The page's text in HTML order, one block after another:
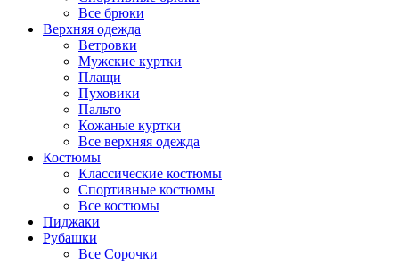
Все брюки
Верхняя одежда
Ветровки
Мужские куртки
Плащи
Пуховики
Пальто
Кожаные куртки
Все верхняя одежда
Костюмы
Классические костюмы
Спортивные костюмы
Все костюмы
Пиджаки
Рубашки
Все Сорочки